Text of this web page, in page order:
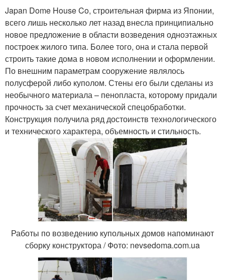
Japan Dome House Co, строительная фирма из Японии,
всего лишь несколько лет назад внесла принципиально
новое предложение в области возведения одноэтажных
построек жилого типа. Более того, она и стала первой
строить такие дома в новом исполнении и оформлении.
По внешним параметрам сооружение являлось
полусферой либо куполом. Стены его были сделаны из
необычного материала – пенопласта, которому придали
прочность за счет механической спецобработки.
Конструкция получила ряд достоинств технологического
и технического характера, объемность и стильность.
Работы по возведению купольных домов напоминают
сборку конструктора / Фото: nevsedoma.com.ua